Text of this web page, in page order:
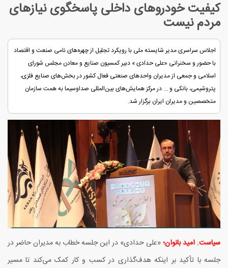
کیفیت خودروهای داخلی پاسخگوی نیازهای
مردم نیست
اجلاس سراسری مدیر شایسته ملی با رویکرد تجلیل از چهره‌های نامی صنعت و اقتصاد
با حضور و سخنرانی «علی حدادی » دبیر کمسیون صنایع و معادن مجلس شورای
اسلامی و جمعی از مدیران واحدهای صنعتی فعال کشور در بخش‌های صنایع فلزی،
پتروشیمی، بانکی و ... در مرکز همایش‌های بین‌المللی صداوسیما به همت سازمان
متخصصین و مدیران ایران برگزار شد.
سیاست. امید بانوان؛«علی حدادی» در این جلسه خطاب به مدیران حاضر در
جلسه با تأکید بر اینکه هدف‌گذاری در کسب و کار کمک می‌کند تا مسیر